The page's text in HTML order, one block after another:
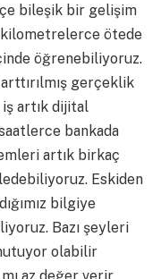
bileşik bir gelişim
kilometrelerce ötede
öğrenebiliyoruz.
gerçeklik
artık dijital
bankada
artık birkaç
Eskiden
bilgiye
Bazı şeyleri
olabilir
az değer verir